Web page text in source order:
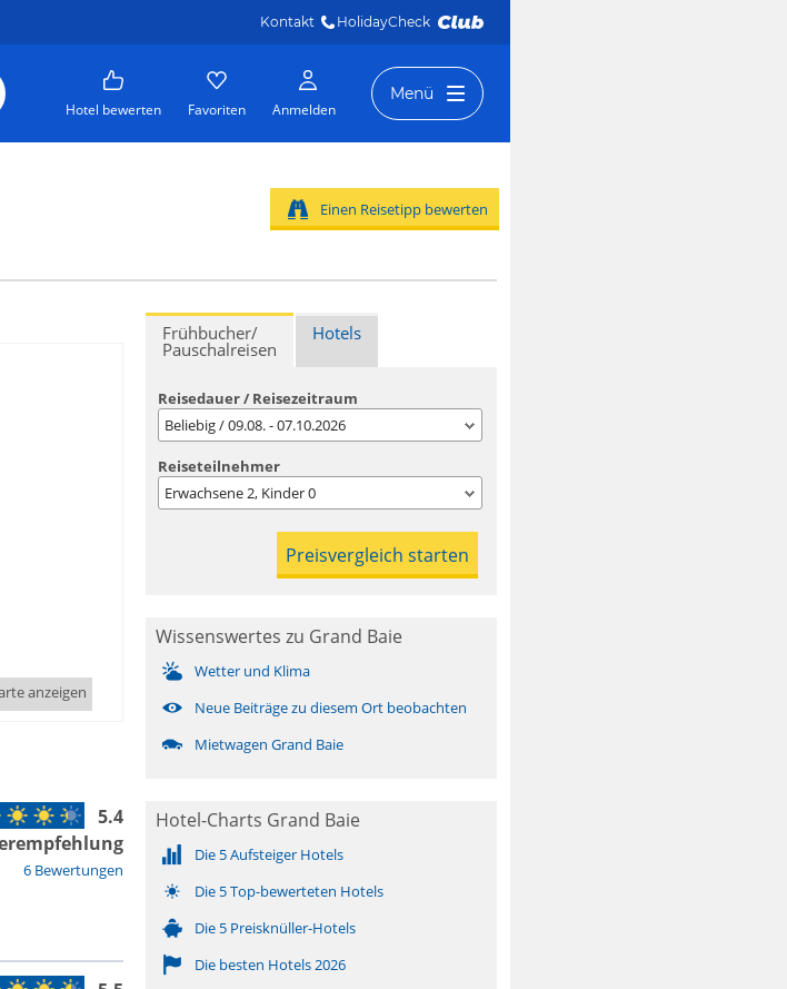
Kontakt HolidayCheck
Hotel bewerten Favoriten Anmelden
Menü
Einen Reisetipp bewerten
anzeigen
6 Bewertungen
5.4
Frühbucher/
Pauschalreisen
Hotels
Reisedauer / Reisezeitraum
Beliebig / 09.08. - 07.10.2026
Reiseteilnehmer
Erwachsene2, Kinder0
Wissenswertes zu Grand Baie
Wetter und Klima
Neue Beiträge zu diesem Ort beobachten
Mietwagen Grand Baie
Hotel-Charts Grand Baie
Die 5 Aufsteiger Hotels
Die 5 Top-bewerteten Hotels
Die 5 Preisknüller-Hotels
Die besten Hotels 2026